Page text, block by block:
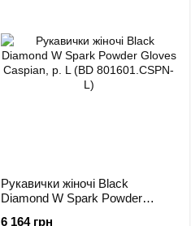
Рукавички жіночі Black
Diamond W Spark Powder
6 164 грн